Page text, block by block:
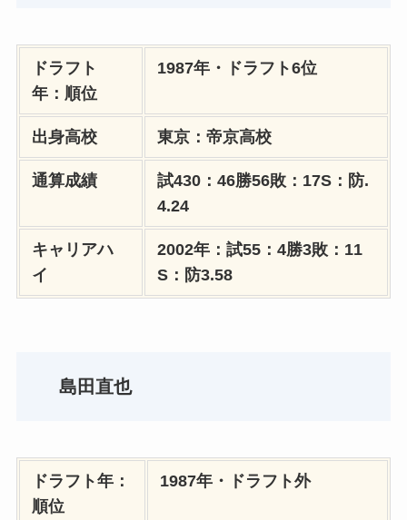
ドラフト
年：順位
1987年・ドラフト6位
出身高校 東京：帝京高校
通算成績
試430：46勝56敗：17S：防.
4.24
キャリアハ
イ
2002年：試55：4勝3敗：11
S：防3.58
島田直也
ドラフト年：
順位
1987年・ドラフト外